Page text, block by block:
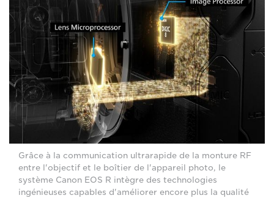
Grâce à la communication ultrarapide de la monture RF
entre l'objectif et le boîtier de l'appareil photo, le
système Canon EOS R intègre des technologies
ingénieuses capables d'améliorer encore plus la qualité